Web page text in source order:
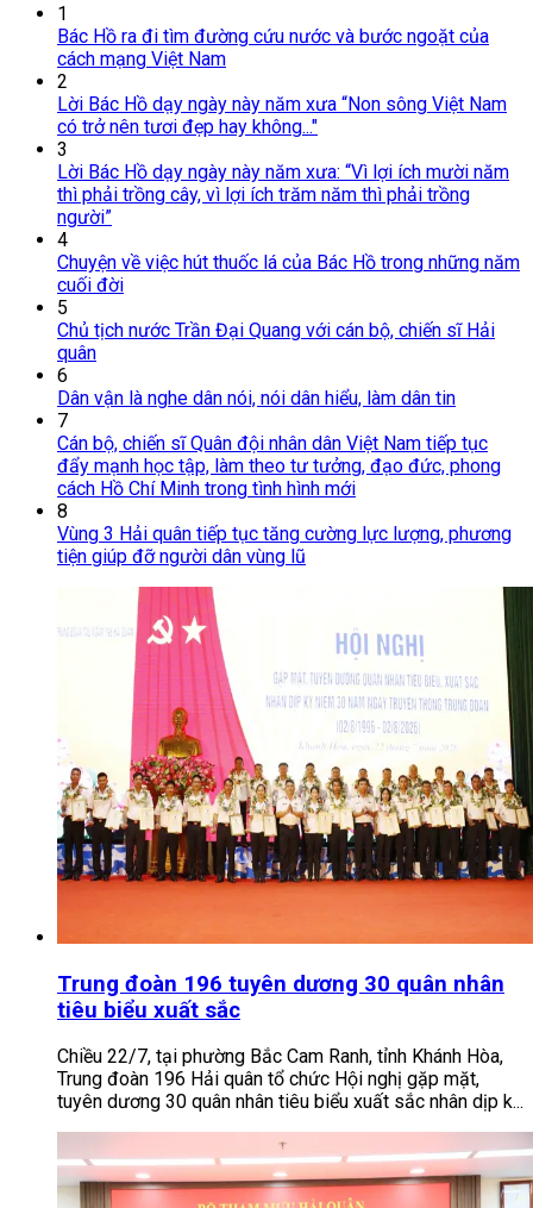
1
Bác Hồ ra đi tìm đường cứu nước và bước ngoặt của
cách mạng Việt Nam
2
Lời Bác Hồ dạy ngày này năm xưa “Non sông Việt Nam
có trở nên tươi đẹp hay không..."
3
Lời Bác Hồ dạy ngày này năm xưa: “Vì lợi ích mười năm
thì phải trồng cây, vì lợi ích trăm năm thì phải trồng
người”
4
Chuyện về việc hút thuốc lá của Bác Hồ trong những năm
cuối đời
5
Chủ tịch nước Trần Đại Quang với cán bộ, chiến sĩ Hải
quân
6
Dân vận là nghe dân nói, nói dân hiểu, làm dân tin
7
Cán bộ, chiến sĩ Quân đội nhân dân Việt Nam tiếp tục
đẩy mạnh học tập, làm theo tư tưởng, đạo đức, phong
cách Hồ Chí Minh trong tình hình mới
8
Vùng 3 Hải quân tiếp tục tăng cường lực lượng, phương
tiện giúp đỡ người dân vùng lũ
Trung đoàn 196 tuyên dương 30 quân nhân
tiêu biểu xuất sắc
Chiều 22/7, tại phường Bắc Cam Ranh, tỉnh Khánh Hòa,
Trung đoàn 196 Hải quân tổ chức Hội nghị gặp mặt,
tuyên dương 30 quân nhân tiêu biểu xuất sắc nhân dịp k...